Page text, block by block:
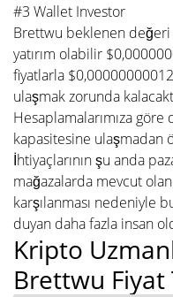
#3 Wallet Investor
Brettwu beklenen
yatırım olabilir
fiyatlarla
ulaşmak zorunda
Hesaplamalarımıza
kapasitesine ulaşmadan
İhtiyaçlarının şu anda
mağazalarda mevcut
karşılanması nedeniyle
duyan daha fazla insan
Kripto
Brettwu Fiyat